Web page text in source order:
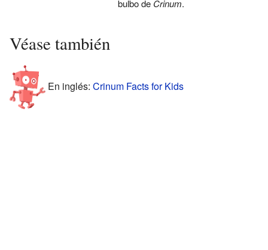
bulbo de Crinum.
Véase también
En inglés: Crinum Facts for Kids